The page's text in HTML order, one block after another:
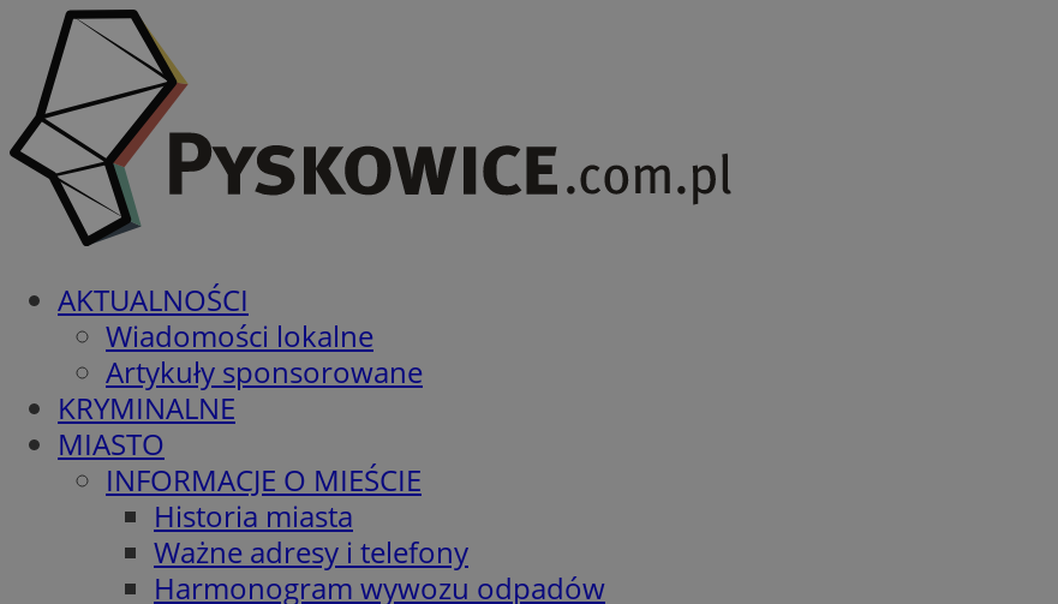
AKTUALNOŚCI
Wiadomości lokalne
Artykuły sponsorowane
KRYMINALNE
MIASTO
INFORMACJE O MIEŚCIE
Historia miasta
Ważne adresy i telefony
Harmonogram wywozu odpadów